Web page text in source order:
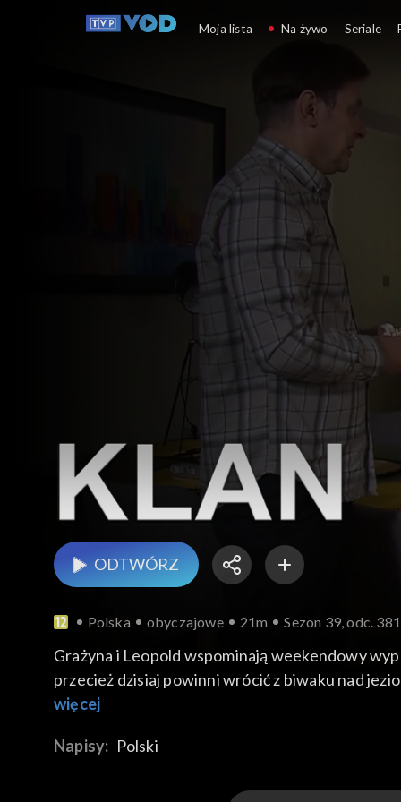
Klan
ODTWÓRZ
Polska obyczajowe 21m Sezon 39, odc.
Grażyna i Leopold wspominają weekendowy
przecież dzisiaj powinni wrócić z biwaku nad
znaku życia. Kasia przyznaje się siostrze, że
więcej
Napisy: Polski
Moja lista Na żywo Seriale